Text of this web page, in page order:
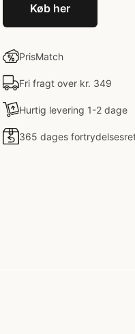
Køb her
PrisMatch
Fri fragt over kr. 349
Hurtig levering 1-2 dage
365 dages